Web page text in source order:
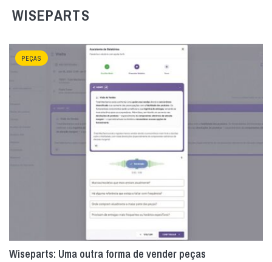
WISEPARTS
PEÇAS
Wiseparts: Uma outra forma de vender peças